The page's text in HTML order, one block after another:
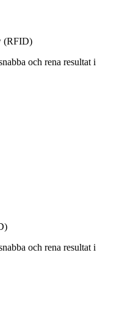
(RFID)
och rena resultat i
och rena resultat i